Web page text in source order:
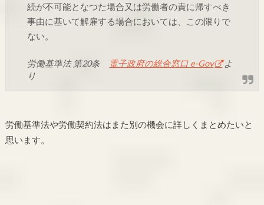
続が不可能となつた場合又は労働者の責に帰すべき
事由に基いて解雇する場合においては、この限りで
ない。
労働基準法 第20条 電子政府の総合窓口 e-Gov
よ
り
労働基準法や労働契約法はまた別の機会に詳しくまとめたいと
思います。